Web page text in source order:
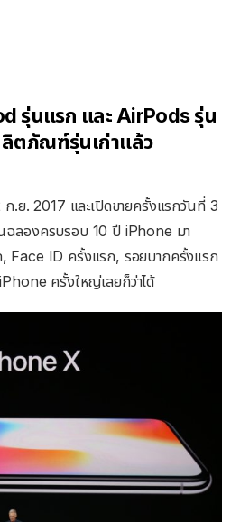
รุ่นแรก และ AirPods รุ่น
ตภัณฑ์รุ่นเก่าแล้ว
.ย. 2017 และเปิดขายครั้งแรกวันที่ 3
ลองครบรอบ 10 ปี iPhone มา
Face ID ครั้งแรก, รอยบากครั้งแรก
ครั้งใหญ่เลยก็ว่าได้